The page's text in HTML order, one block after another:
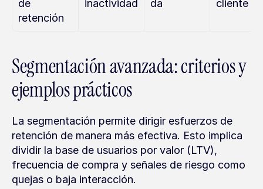
de
retención
inactividad
da
cliente
Segmentación avanzada: criterios y
ejemplos prácticos
La segmentación permite dirigir esfuerzos de
retención de manera más efectiva. Esto implica
dividir la base de usuarios por valor (LTV),
frecuencia de compra y señales de riesgo como
quejas o baja interacción.